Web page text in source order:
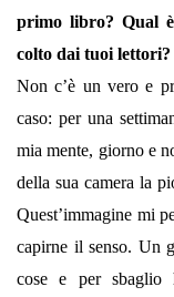
primo libro? Qual è
colto dai tuoi lettori?
Non c’è un vero e
caso: per una
mia mente, giorno e
della sua camera la
Quest’immagine mi
capirne il senso. Un
cose e per sbaglio